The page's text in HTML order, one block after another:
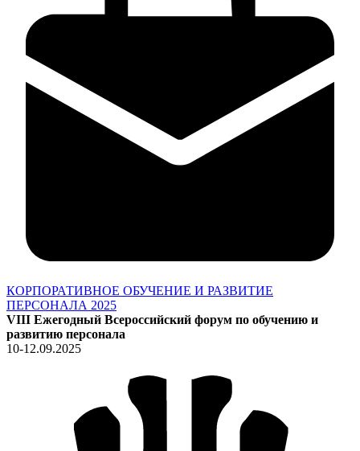
КОРПОРАТИВНОЕ ОБУЧЕНИЕ И РАЗВИТИЕ
ПЕРСОНАЛА 2025
VIII Ежегодный Всероссийский форум по обучению и
развитию персонала
10-12.09.2025